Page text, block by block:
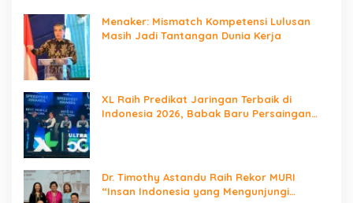
Menaker: Mismatch Kompetensi Lulusan
Masih Jadi Tantangan Dunia Kerja
XL Raih Predikat Jaringan Terbaik di
Indonesia 2026, Babak Baru Persaingan
Dr. Timothy Astandu Raih Rekor MURI
“Insan Indonesia yang Mengunjungi